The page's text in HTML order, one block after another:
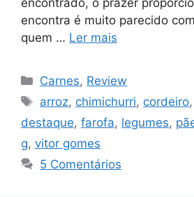
encontrado, o prazer
encontra é muito parecido
quem … Ler mais
Categorias
Carnes, Review
Tags
arroz, chimichurri, cordeiro,
destaque, farofa, legumes,
g, vitor gomes
5 Comentários